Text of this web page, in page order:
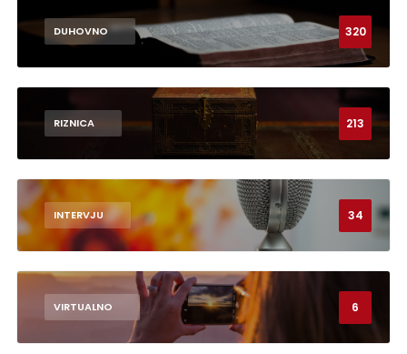
DUHOVNO 320
RIZNICA 213
INTERVJU 34
VIRTUALNO 6